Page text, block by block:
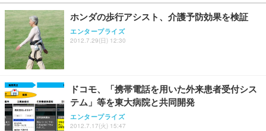
ホンダの歩行アシスト、介護予防効果を検証
エンタープライズ
2012.7.29(日) 12:30
ドコモ、「携帯電話を用いた外来患者受付シス
テム」等を東大病院と共同開発
エンタープライズ
2012.7.17(火) 15:47